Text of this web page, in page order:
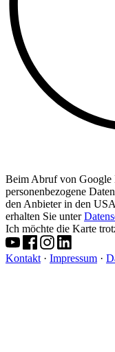
Beim Abruf von Google
personenbezogene
den Anbieter in den
erhalten Sie unter
Ich möchte die Karte
Kontakt · Impressum ·